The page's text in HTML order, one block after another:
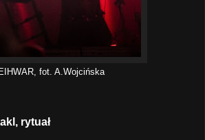
EIHWAR, fot. A.Wojcińska
rytuał